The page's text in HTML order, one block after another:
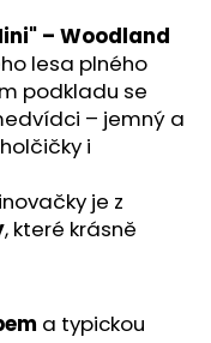
– Woodland
lesa plného
podkladu se
– jemný a
i
je z
, které krásně
a typickou